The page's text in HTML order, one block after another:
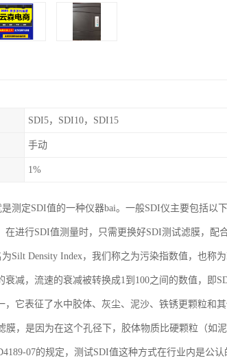
SDI5，SDI10，SDI15
手动
1%
测定SDI值的一种仪器bai。一般SDI仪主要包括以
在进行SDI值测量时，只需更换好SDI测试滤膜，配
Silt Density Index，我们称之为污染指数值，也称
衰减，流速的衰减被转换成1到100之间的数值，即
，它表征了水中胶体、灰尘、泥沙、铁锈更颗粒和
膜，是因为在这个孔径下，胶体物质比硬颗粒（如
07的规定，测试SDI值这种方式在行业内是公